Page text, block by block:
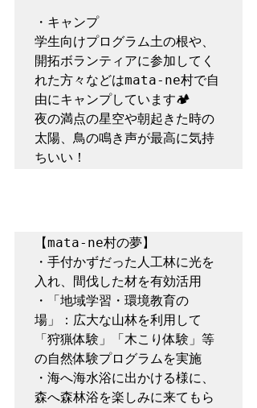
・キャンプ
学生向けプログラム土の根や、
開拓ボランティアに参加してく
れた方々などはmata-ne村で自
由にキャンプしています🏕
夜の満点の星空や朝起きた時の
太陽、鳥の鳴き声が最高に気持
【mata-ne村の夢】
・手付かずだった人工林に光を
入れ、間伐した材を有効活用
・「地域学習・環境教育の
場」：広大な山林を利用して
「狩猟体験」「木こり体験」等
の自然体験プログラムを実施
・海へ海水浴に出かける様に、
森へ森林浴を楽しみに来てもら